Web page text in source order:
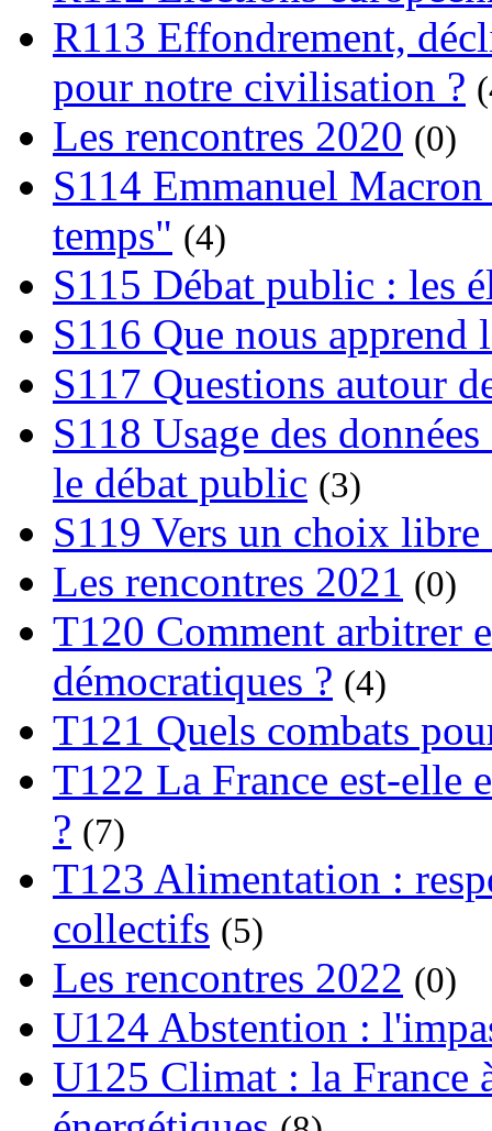
R113 Effondrement,
pour notre civilisation ?
Les rencontres 2020 (0)
S114 Emmanuel
temps" (4)
S115 Débat public : les
S116 Que nous apprend
S117 Questions autour
S118 Usage des
le débat public (3)
S119 Vers un choix
Les rencontres 2021 (0)
T120 Comment arbitrer
démocratiques ? (4)
T121 Quels combats
T122 La France est-elle
? (7)
T123 Alimentation :
collectifs (5)
Les rencontres 2022 (0)
U124 Abstention :
U125 Climat : la France